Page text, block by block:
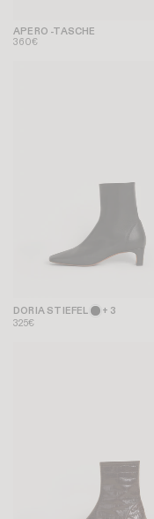
APERO -TASCHE
360€
DORIA STIEFEL + 3
325€